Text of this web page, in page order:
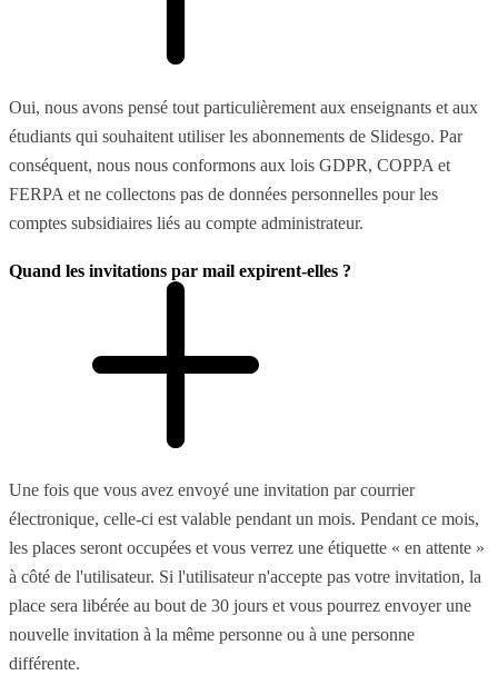
Oui, nous avons pensé tout particulièrement aux enseignants et aux
étudiants qui souhaitent utiliser les abonnements de Slidesgo. Par
conséquent, nous nous conformons aux lois GDPR, COPPA et
FERPA et ne collectons pas de données personnelles pour les
comptes subsidiaires liés au compte administrateur.
Quand les invitations par mail expirent-elles ?
Une fois que vous avez envoyé une invitation par courrier
électronique, celle-ci est valable pendant un mois. Pendant ce mois,
les places seront occupées et vous verrez une étiquette « en attente »
à côté de l'utilisateur. Si l'utilisateur n'accepte pas votre invitation, la
place sera libérée au bout de 30 jours et vous pourrez envoyer une
nouvelle invitation à la même personne ou à une personne
différente.